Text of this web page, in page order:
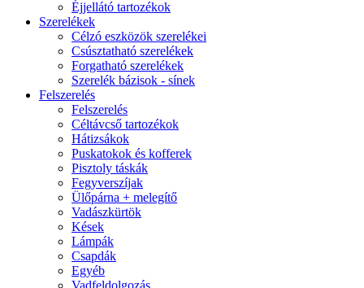
Éjjellátó tartozékok
Szerelékek
Célzó eszközök szerelékei
Csúsztatható szerelékek
Forgatható szerelékek
Szerelék bázisok - sínek
Felszerelés
Felszerelés
Céltávcső tartozékok
Hátizsákok
Puskatokok és kofferek
Pisztoly táskák
Fegyverszíjak
Ülőpárna + melegítő
Vadászkürtök
Kések
Lámpák
Csapdák
Egyéb
Vadfeldolgozás